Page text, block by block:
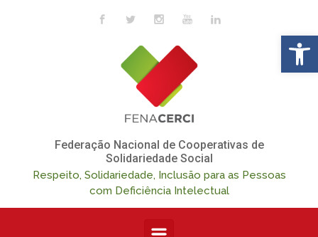
Skip to main content
Federação Nacional de Cooperativas de
Solidariedade Social
Respeito, Solidariedade, Inclusão para as Pessoas
com Deficiência Intelectual